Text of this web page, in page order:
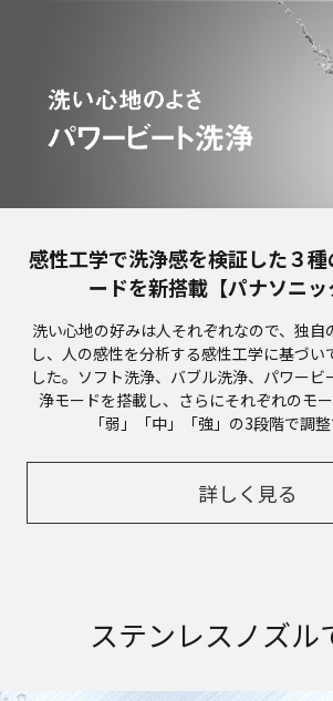
感性工学で洗浄感を検証した３
ードを新搭載【パナソニッ
洗い心地の好みは人それぞれなので、独自
し、人の感性を分析する感性工学に基づい
した。ソフト洗浄、バブル洗浄、パワー
浄モードを搭載し、さらにそれぞれのモ
「弱」「中」「強」の3段階で調整
詳しく見る
ステンレスノズル